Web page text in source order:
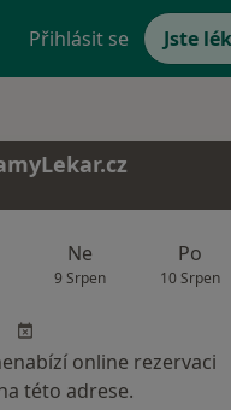
Přihlásit se Jste
Ne
9 Srpen
Po
10 Srpen
online rezervaci
této adrese.